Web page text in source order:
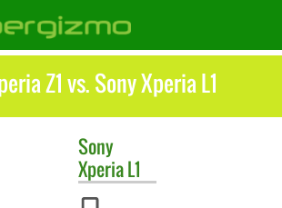
Z1 vs. Sony Xperia L1
Sony
Xperia L1